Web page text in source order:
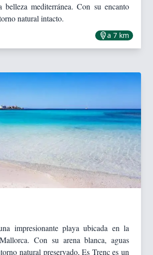
belleza mediterránea. Con su encanto
natural intacto.
a 7 km
impresionante playa ubicada en la
Con su arena blanca, aguas
natural preservado, Es Trenc es un